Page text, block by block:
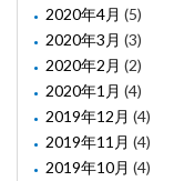
2020年4月 (5)
2020年3月 (3)
2020年2月 (2)
2020年1月 (4)
2019年12月 (4)
2019年11月 (4)
2019年10月 (4)